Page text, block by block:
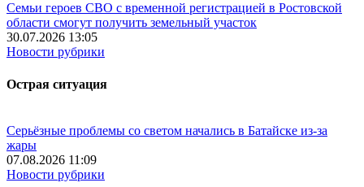
Семьи героев СВО с временной регистрацией в Ростовской
области смогут получить земельный участок
30.07.2026 13:05
Новости рубрики
Острая ситуация
Серьёзные проблемы со светом начались в Батайске из-за
жары
07.08.2026 11:09
Новости рубрики